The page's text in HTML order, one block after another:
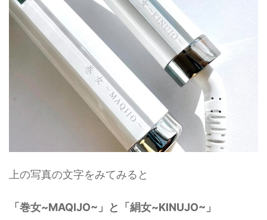
上の写真の文字をみてみると
「巻女~MAQIJO~」と「絹女~KINUJO~」